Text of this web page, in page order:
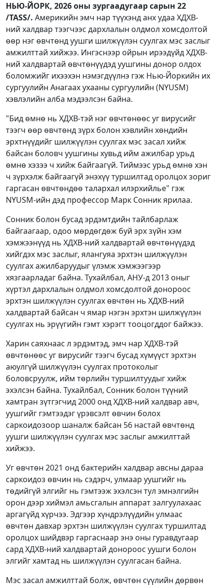
НЬЮ-ЙОРК, 2026 оны зургаадугаар сарын 22
/TASS/. Америкийн эмч нар түүхэнд анх удаа ХДХВ-
ний халдвар тээгчээс дархлалын олдмол хомсдолтой
өөр нэг өвчтөнд уушги шилжүүлэн суулгах мэс заслыг
амжилттай хийжээ. Ингэснээр ойрын ирээдүйд ХДХВ-
ний халдвартай өвчтөнүүдэд уушгины донор олдох
боломжийг ихээхэн нэмэгдүүлнэ гэж Нью-Йоркийн их
сургуулийн Анагаах ухааны сургуулийн (NYUSM)
хэвлэлийн алба мэдээлсэн байна.
"Бид өмнө нь ХДХВ-тэй нэг өвчтөнөөс уг вирусийг
тээгч өөр өвчтөнд зүрх болон хэвлийн хөндийн
эрхтнүүдийг шилжүүлэн суулгах мэс засал хийж
байсан боловч уушгины хувьд ийм ажилбар урьд
өмнө хэзээ ч хийж байгаагүй. Тиймээс урьд өмнө хэн
ч зүрхэлж байгаагүй энэхүү туршилтад оролцох зориг
гаргасан өвчтөндөө талархал илэрхийлье" гэж
NYUSM-ийн дэд профессор Марк Сонник ярилаа.
Сонник болон бусад эрдэмтдийн тайлбарлаж
байгаагаар, одоо мөрдөгдөж буй эрх зүйн хэм
хэмжээнүүд нь ХДХВ-ний халдвартай өвчтөнүүдэд
хийгдэх мэс заслыг, ялангуяа эрхтэн шилжүүлэн
суулгах ажилбаруудыг үлэмж хэмжээгээр
хязгаарладаг байна. Тухайлбал, АНУ-д 2013 оныг
хүртэл дархлалын олдмол хомсдолтой донороос
эрхтэн шилжүүлэн суулгах өвчтөн нь ХДХВ-ний
халдвартай байсан ч ямар нэгэн эрхтэн шилжүүлэн
суулгах нь эрүүгийн гэмт хэрэгт тооцогддог байжээ.
Харин саяхнаас л эрдэмтэд, эмч нар ХДХВ-тэй
өвчтөнөөс уг вирусийг тээгч бусад хүмүүст эрхтэн
аюулгүй шилжүүлэн суулгах протоколыг
боловсруулж, ийм төрлийн туршилтуудыг хийж
эхэлсэн байна. Тухайлбал, Сонник болон түүний
хамтран зүтгэгчид 2000 онд ХДХВ-ний халдвар авч,
уушгийг гэмтээдэг үрэвсэлт өвчин болох
саркоидозоор шаналж байсан 56 настай өвчтөнд
уушги шилжүүлэн суулгах мэс заслыг амжилттай
хийжээ.
Уг өвчтөн 2021 онд бактерийн халдвар авсны дараа
саркоидоз өвчин нь сэдэрч, улмаар уушгийг нь
төдийгүй элгийг нь гэмтээж эхэлсэн тул эмнэлгийн
орон дээр хиймэл амьсгалын аппарат залгуулахаас
аргагүйд хүрчээ. Эдгээр хүндрэлүүдийн улмаас
өвчтөн давхар эрхтэн шилжүүлэн суулгах туршилтад
оролцох шийдвэр гаргаснаар энэ оны гуравдугаар
сард ХДХВ-ний халдвартай донороос уушги болон
элгийг хамтад нь шилжүүлэн суулгасан байна.
Мэс засал амжилттай болж, өвчтөн сүүлийн дөрвөн